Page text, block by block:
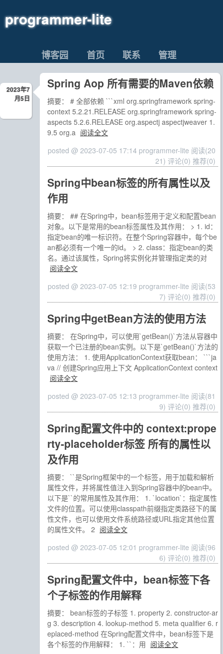
programmer-lite
博客园 首页 联系 管理
2023年7
月5日
Spring Aop 所有需要的Maven依赖
摘要： # 全部依赖 ```xml org.springframework spring-
context 5.2.21.RELEASE org.springframework spring-
aspects 5.2.6.RELEASE org.aspectj aspectjweaver 1.
9.5 org.a 阅读全文
posted @ 2023-07-05 17:14 programmer-lite 阅读(20
21) 评论(0) 推荐(0)
Spring中bean标签的所有属性以及
作用
摘要： ## 在Spring中，bean标签用于定义和配置bean
对象。以下是常用的bean标签属性及其作用： > 1. id：
指定bean的唯一标识符。在整个Spring容器中，每个be
an都必须有一个唯一的id。 > 2. class：指定bean的类
名。通过该属性，Spring将实例化并管理指定类的对
阅读全文
posted @ 2023-07-05 12:19 programmer-lite 阅读(53
7) 评论(0) 推荐(0)
Spring中getBean方法的使用方法
摘要： 在Spring中，可以使用`getBean()`方法从容器中
获取一个已注册的bean实例。以下是`getBean()`方法的
使用方法： 1. 使用ApplicationContext获取bean： ```ja
va // 创建Spring应用上下文 ApplicationContext context
阅读全文
posted @ 2023-07-05 12:13 programmer-lite 阅读(81
9) 评论(0) 推荐(0)
Spring配置文件中的 context:prope
rty-placeholder标签 所有的属性以
及作用
摘要： ``是Spring框架中的一个标签，用于加载和解析
属性文件，并将属性值注入到Spring容器中的bean中。
以下是``的常用属性及其作用： 1. `location`：指定属性
文件的位置。可以使用classpath前缀指定类路径下的属
性文件，也可以使用文件系统路径或URL指定其他位置
的属性文件。 2 阅读全文
posted @ 2023-07-05 12:01 programmer-lite 阅读(96
6) 评论(0) 推荐(0)
Spring配置文件中，bean标签下各
个子标签的作用解释
摘要： bean标签的子标签 1. property 2. constructor-ar
g 3. description 4. lookup-method 5. meta qualifier 6. r
eplaced-method 在Spring配置文件中，bean标签下是
各个标签的作用解释： 1. ``：用 阅读全文